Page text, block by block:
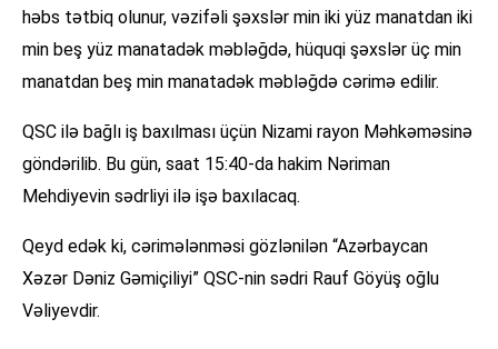
həbs tətbiq olunur, vəzifəli şəxslər min iki yüz manatdan iki
min beş yüz manatadək məbləğdə, hüquqi şəxslər üç min
manatdan beş min manatadək məbləğdə cərimə edilir.
QSC ilə bağlı iş baxılması üçün Nizami rayon Məhkəməsinə
göndərilib. Bu gün, saat 15:40-da hakim Nəriman
Mehdiyevin sədrliyi ilə işə baxılacaq.
Qeyd edək ki, cərimələnməsi gözlənilən “Azərbaycan
Xəzər Dəniz Gəmiçiliyi” QSC-nin sədri Rauf Göyüş oğlu
Vəliyevdir.